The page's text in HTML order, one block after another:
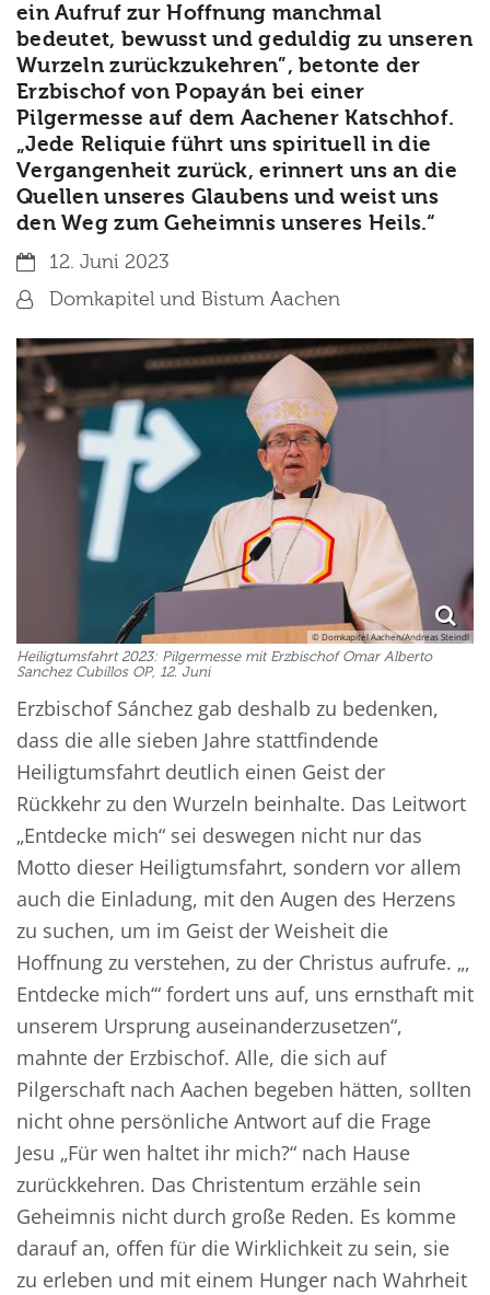
ein Aufruf zur Hoffnung manchmal
bedeutet, bewusst und geduldig zu unseren
Wurzeln zurückzukehren”, betonte der
Erzbischof von Popayán bei einer
Pilgermesse auf dem Aachener Katschhof.
„Jede Reliquie führt uns spirituell in die
Vergangenheit zurück, erinnert uns an die
Quellen unseres Glaubens und weist uns
den Weg zum Geheimnis unseres Heils.“
Datum:12. Juni 2023
Von:Domkapitel und Bistum Aachen
© Domkapitel Aachen/Andreas Steindl
Heiligtumsfahrt 2023: Pilgermesse mit Erzbischof Omar Alberto
Sanchez Cubillos OP, 12. Juni
Erzbischof Sánchez gab deshalb zu bedenken,
dass die alle sieben Jahre stattfindende
Heiligtumsfahrt deutlich einen Geist der
Rückkehr zu den Wurzeln beinhalte. Das Leitwort
„Entdecke mich“ sei deswegen nicht nur das
Motto dieser Heiligtumsfahrt, sondern vor allem
auch die Einladung, mit den Augen des Herzens
zu suchen, um im Geist der Weisheit die
Hoffnung zu verstehen, zu der Christus aufrufe. „,
Entdecke mich‘“ fordert uns auf, uns ernsthaft mit
unserem Ursprung auseinanderzusetzen“,
mahnte der Erzbischof. Alle, die sich auf
Pilgerschaft nach Aachen begeben hätten, sollten
nicht ohne persönliche Antwort auf die Frage
Jesu „Für wen haltet ihr mich?“ nach Hause
zurückkehren. Das Christentum erzähle sein
Geheimnis nicht durch große Reden. Es komme
darauf an, offen für die Wirklichkeit zu sein, sie
zu erleben und mit einem Hunger nach Wahrheit